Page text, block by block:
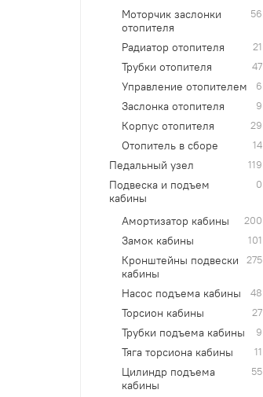
Моторчик заслонки
отопителя
56
Радиатор отопителя 21
Трубки отопителя 47
Управление отопителем 6
Заслонка отопителя 9
Корпус отопителя 29
Отопитель в сборе 14
Педальный узел 119
Подвеска и подъем
кабины
0
Амортизатор кабины 200
Замок кабины 101
Кронштейны подвески
кабины
275
Насос подъема кабины 48
Торсион кабины 27
Трубки подъема кабины 9
Тяга торсиона кабины 11
Цилиндр подъема
кабины
55